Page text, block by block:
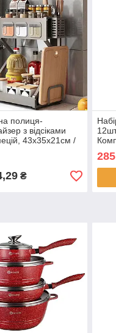
полиця-
з відсіками
43х35х21см /
₴
285